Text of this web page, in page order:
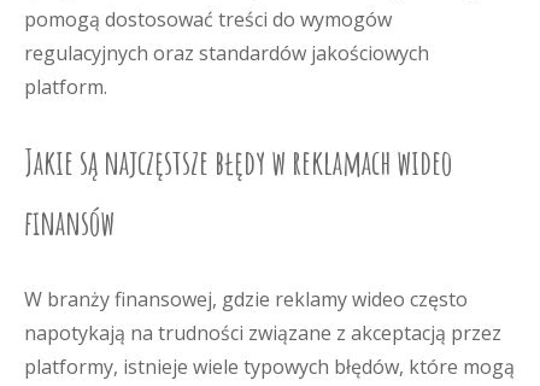
pomogą dostosować treści do wymogów
regulacyjnych oraz standardów jakościowych
platform.
Jakie są najczęstsze błędy w reklamach wideo
finansów
W branży finansowej, gdzie reklamy wideo często
napotykają na trudności związane z akceptacją przez
platformy, istnieje wiele typowych błędów, które mogą